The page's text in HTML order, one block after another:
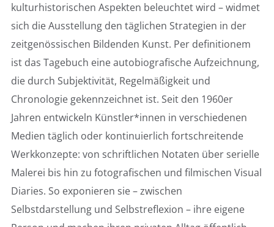
kulturhistorischen Aspekten beleuchtet wird – widmet
sich die Ausstellung den täglichen Strategien in der
zeitgenössischen Bildenden Kunst. Per definitionem
ist das Tagebuch eine autobiografische Aufzeichnung,
die durch Subjektivität, Regelmäßigkeit und
Chronologie gekennzeichnet ist. Seit den 1960er
Jahren entwickeln Künstler*innen in verschiedenen
Medien täglich oder kontinuierlich fortschreitende
Werkkonzepte: von schriftlichen Notaten über serielle
Malerei bis hin zu fotografischen und filmischen Visual
Diaries. So exponieren sie – zwischen
Selbstdarstellung und Selbstreflexion – ihre eigene